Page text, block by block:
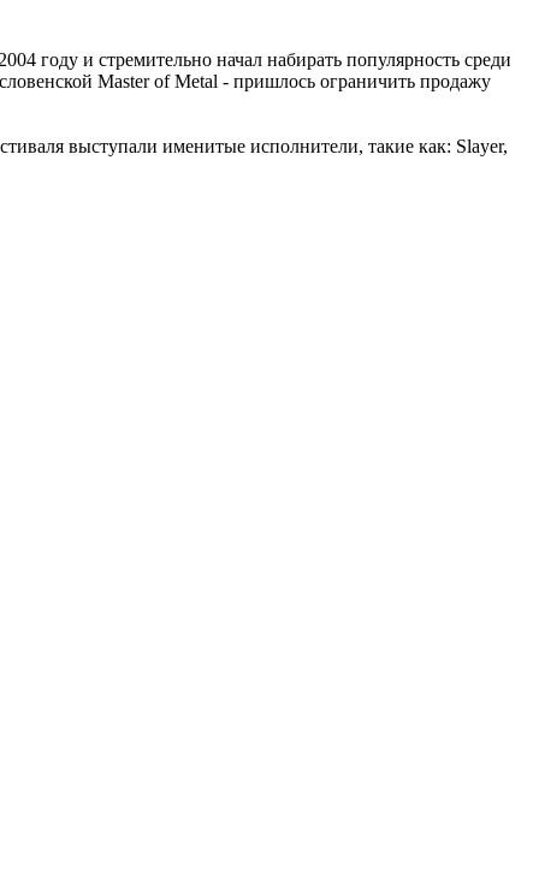
году и стремительно начал набирать популярность среди
Master of Metal - пришлось ограничить продажу
выступали именитые исполнители, такие как: Slayer,